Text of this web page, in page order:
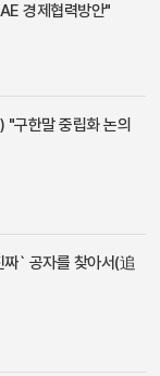
사아카데미 “백촌강
문화원일본연구센터
시대 인문사회과학의
) [해외학자 특별강연]
옥산 대만
)16:00~18:00[해외학자
회의실중국역사연구센
과 이민자 통합: 비교
경제협력방안"
"구한말 중립화 논의
짜` 공자를 찾아서(追